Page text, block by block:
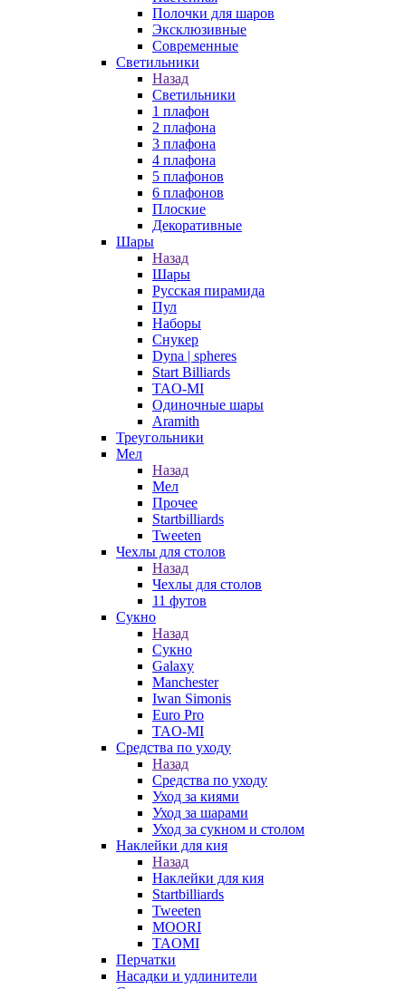
Полочки для шаров
Эксклюзивные
Современные
Светильники
Назад
Светильники
1 плафон
2 плафона
3 плафона
4 плафона
5 плафонов
6 плафонов
Плоские
Декоративные
Шары
Назад
Шары
Русская пирамида
Пул
Наборы
Снукер
Dyna | spheres
Start Billiards
TAO-MI
Одиночные шары
Aramith
Треугольники
Мел
Назад
Мел
Прочее
Startbilliards
Tweeten
Чехлы для столов
Назад
Чехлы для столов
11 футов
Сукно
Назад
Сукно
Galaxy
Manchester
Iwan Simonis
Euro Pro
TAO-MI
Средства по уходу
Назад
Средства по уходу
Уход за киями
Уход за шарами
Уход за сукном и столом
Наклейки для кия
Назад
Наклейки для кия
Startbilliards
Tweeten
MOORI
TAOMI
Перчатки
Насадки и удлинители